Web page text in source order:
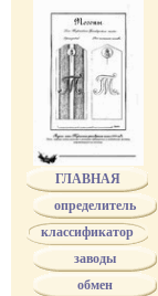
ГЛАВНАЯ
определитель
классификатор
заводы
обмен